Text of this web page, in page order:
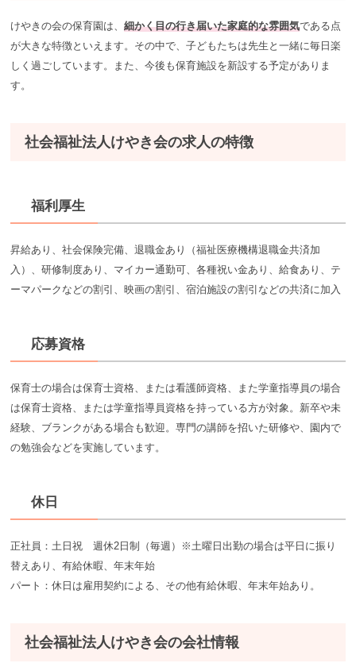
けやきの会の保育園は、細かく目の行き届いた家庭的な雰囲気である点
が大きな特徴といえます。その中で、子どもたちは先生と一緒に毎日楽
しく過ごしています。また、今後も保育施設を新設する予定がありま
す。
社会福祉法人けやき会の求人の特徴
福利厚生
昇給あり、社会保険完備、退職金あり（福祉医療機構退職金共済加
入）、研修制度あり、マイカー通勤可、各種祝い金あり、給食あり、テ
ーマパークなどの割引、映画の割引、宿泊施設の割引などの共済に加入
応募資格
保育士の場合は保育士資格、または看護師資格、また学童指導員の場合
は保育士資格、または学童指導員資格を持っている方が対象。新卒や未
経験、ブランクがある場合も歓迎。専門の講師を招いた研修や、園内で
の勉強会などを実施しています。
休日
正社員：土日祝 週休2日制（毎週）※土曜日出勤の場合は平日に振り
替えあり、有給休暇、年末年始
パート：休日は雇用契約による、その他有給休暇、年末年始あり。
社会福祉法人けやき会の会社情報